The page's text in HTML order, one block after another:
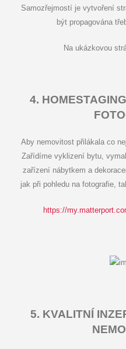
Samozřejmostí je vytvoření
být propagována
Na ukázkovou
4.
Aby nemovitost přilákala co
Zařídíme vyklizení bytu,
zařízení nábytkem a
jak při pohledu na fotografie,
https://
5. KVALITNÍ